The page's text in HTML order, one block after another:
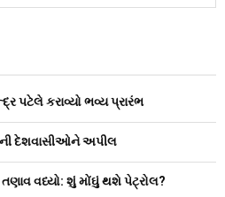
C
પટેલે કરાવ્યો ભવ્ય પ્રારંભ
દેશવાસીઓને અપીલ
વધ્યો: શું મોંઘું થશે પેટ્રોલ?